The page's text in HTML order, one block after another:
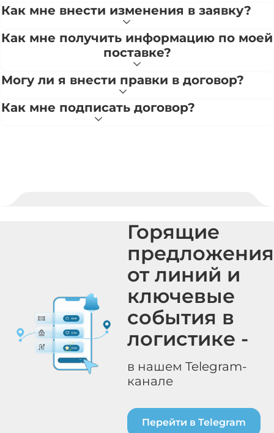
Как мне внести изменения в заявку?
Как мне получить информацию по моей
поставке?
Могу ли я внести правки в договор?
Как мне подписать договор?
Горящие
предложения
от линий и
ключевые
события в
логистике -
в нашем Telegram-
канале
Перейти в Telegram